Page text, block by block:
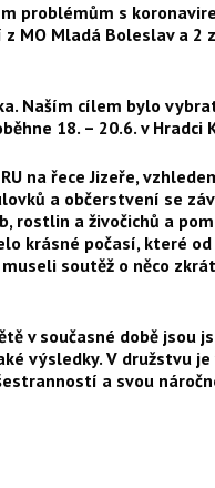
problémům s
MO Mladá Boleslav a 2
Naším cílem bylo
18. – 20.6. v Hradci
na řece Jizeře,
a občerstvení se
rostlin a živočichů a
krásné počasí, které
soutěž o něco
v současné době jsou
výsledky. V družstvu
a svou